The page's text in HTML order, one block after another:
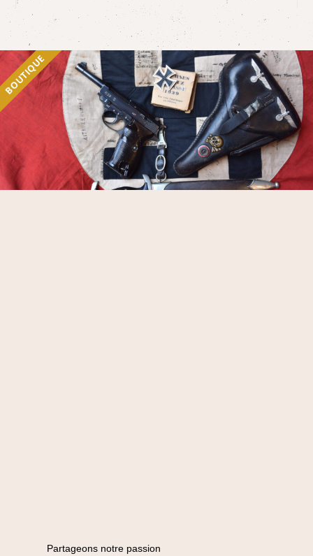
Partageons notre passion
BOUTIQUE